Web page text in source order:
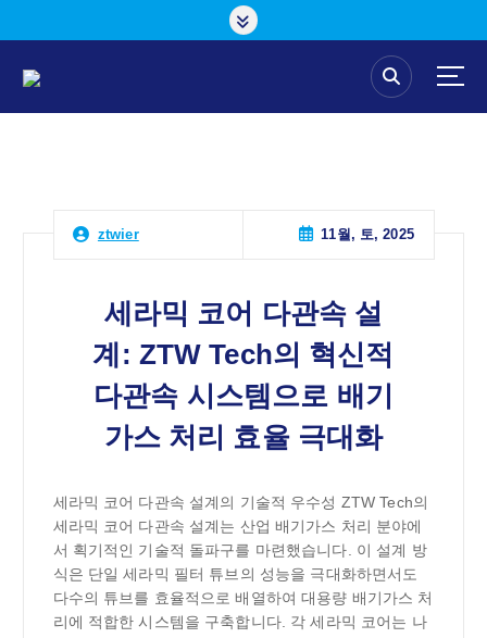
ztwier 11월, 토, 2025
세라믹 코어 다관속 설
계: ZTW Tech의 혁신적
다관속 시스템으로 배기
가스 처리 효율 극대화
세라믹 코어 다관속 설계의 기술적 우수성 ZTW Tech의
세라믹 코어 다관속 설계는 산업 배기가스 처리 분야에
서 획기적인 기술적 돌파구를 마련했습니다. 이 설계 방
식은 단일 세라믹 필터 튜브의 성능을 극대화하면서도
다수의 튜브를 효율적으로 배열하여 대용량 배기가스 처
리에 적합한 시스템을 구축합니다. 각 세라믹 코어는 나